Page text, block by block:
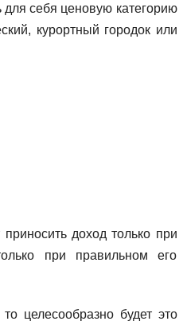
себя ценовую категорию
курортный городок или
доход только при
при правильном его
целесообразно будет это